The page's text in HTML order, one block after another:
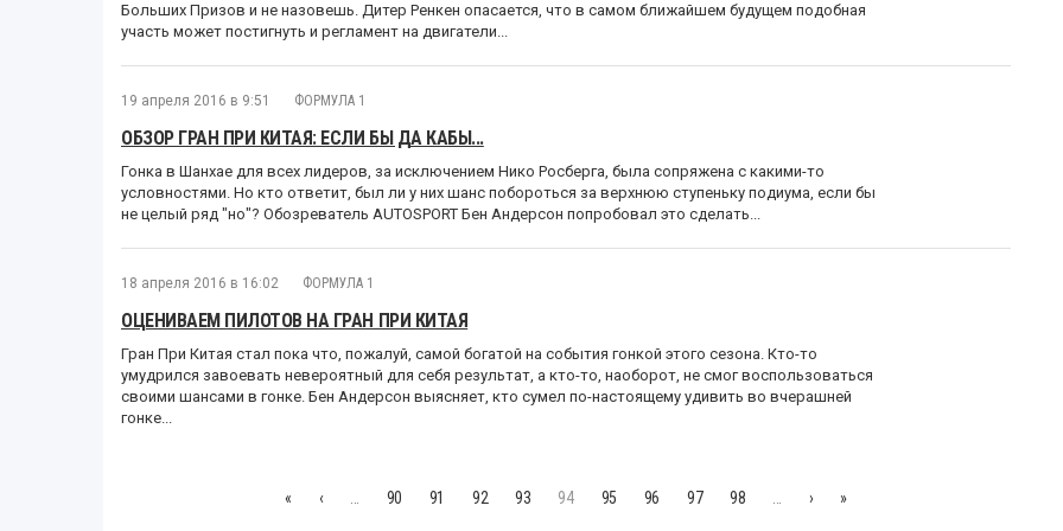
Больших Призов и не назовешь. Дитер Ренкен опасается, что в самом ближайшем будущем подобная
участь может постигнуть и регламент на двигатели...
19 апреля 2016 в 9:51 ФОРМУЛА 1
ОБЗОР ГРАН ПРИ КИТАЯ: ЕСЛИ БЫ ДА КАБЫ...
Гонка в Шанхае для всех лидеров, за исключением Нико Росберга, была сопряжена с какими-то
условностями. Но кто ответит, был ли у них шанс побороться за верхнюю ступеньку подиума, если бы
не целый ряд "но"? Обозреватель AUTOSPORT Бен Андерсон попробовал это сделать...
18 апреля 2016 в 16:02 ФОРМУЛА 1
ОЦЕНИВАЕМ ПИЛОТОВ НА ГРАН ПРИ КИТАЯ
Гран При Китая стал пока что, пожалуй, самой богатой на события гонкой этого сезона. Кто-то
умудрился завоевать невероятный для себя результат, а кто-то, наоборот, не смог воспользоваться
своими шансами в гонке. Бен Андерсон выясняет, кто сумел по-настоящему удивить во вчерашней
гонке...
« ‹ 90 91 92 93 94 95 96 97 98 › »